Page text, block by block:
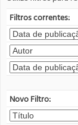
Filtros correntes:
Novo Filtro: